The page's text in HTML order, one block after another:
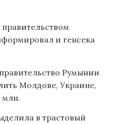
и генсека
Румынии
Молдове, Украине,
млн.
в трастовый